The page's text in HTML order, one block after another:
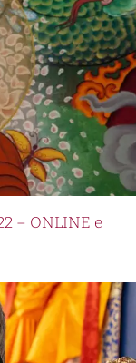
– ONLINE e